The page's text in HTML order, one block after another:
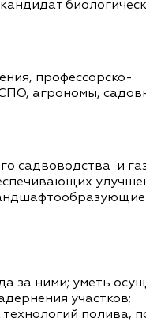
профессорско-
агрономы,
садвоводства и
за ними; уметь
участков;
полива,